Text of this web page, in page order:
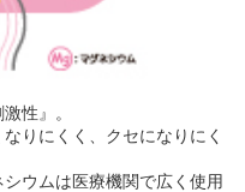
性』。
りにくく、クセになりにく
ウムは医療機関で広く使用